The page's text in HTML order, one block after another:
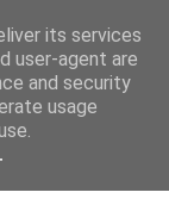
så
its services
user-agent are
and security
usage